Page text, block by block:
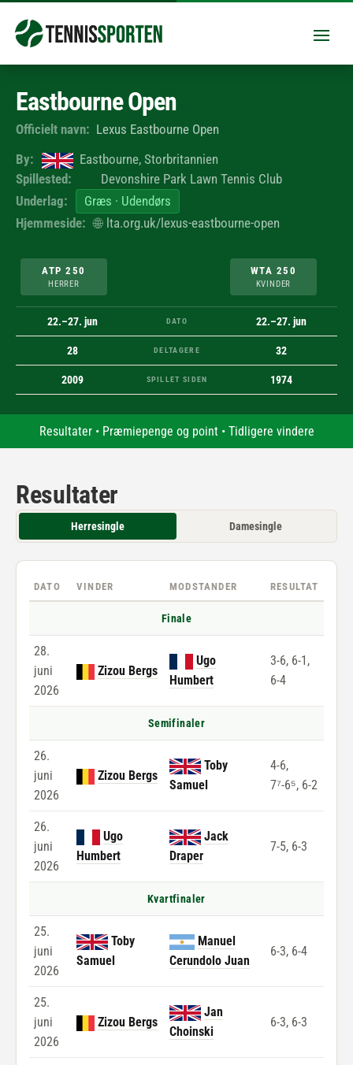
Eastbourne Open
Officielt navn: Lexus Eastbourne Open
By:
Eastbourne, Storbritannien
Spillested:
Devonshire Park Lawn Tennis Club
Underlag:
Græs · Udendørs
Hjemmeside: 🌐 lta.org.uk/lexus-eastbourne-open
ATP 250
HERRER
WTA 250
KVINDER
22.–27. jun DATO 22.–27. jun
28 DELTAGERE 32
2009 SPILLET SIDEN 1974
Resultater• Præmiepenge og point• Tidligere vindere
Resultater
Herresingle Damesingle
DATO VINDER MODSTANDER RESULTAT
Finale
28.
juni
2026
Zizou Bergs
Ugo
Humbert
3-6, 6-1,
6-4
Semifinaler
26.
juni
2026
Zizou Bergs
Toby
Samuel
4-6,
7⁷-6⁵, 6-2
26.
juni
2026
Ugo
Humbert
Jack
Draper
7-5, 6-3
Kvartfinaler
25.
juni
2026
Toby
Samuel
Manuel
Cerundolo Juan
6-3, 6-4
25.
juni
2026
Zizou Bergs
Jan
Choinski
6-3, 6-3